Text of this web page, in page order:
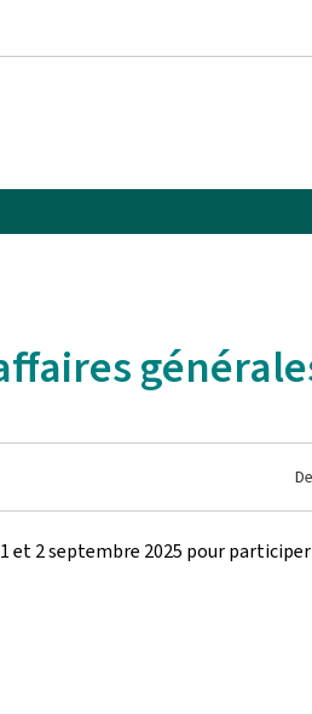
et 2 septembre 2025 pour